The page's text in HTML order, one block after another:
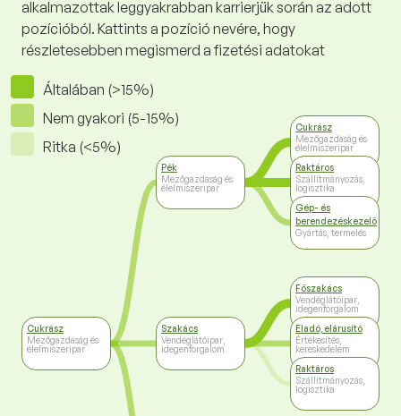
alkalmazottak leggyakrabban karrierjük során az adott
pozícióból. Kattints a pozíció nevére, hogy
részletesebben megismerd a fizetési adatokat
Általában (>15%)
Nem gyakori (5-15%)
Ritka (<5%)
Cukrász
Mezőgazdaság és
élelmiszeripar
Pék
Mezőgazdaság és
élelmiszeripar
Szakács
Vendéglátóipar,
idegenforgalom
Cukrász
Mezőgazdaság és
élelmiszeripar
Raktáros
Szállítmányozás,
logisztika
Gép- és
berendezéskezelő
Gyártás, termelés
Főszakács
Vendéglátóipar,
idegenforgalom
Eladó, elárusító
Értékesítés,
kereskedelem
Raktáros
Szállítmányozás,
logisztika